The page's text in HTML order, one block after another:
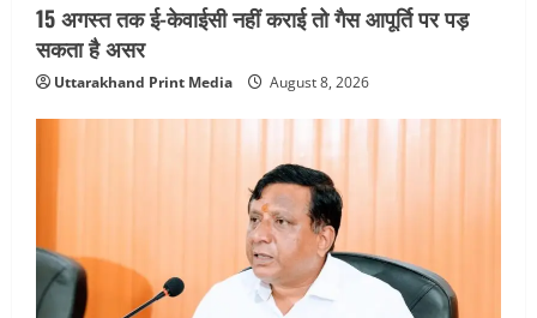
15 अगस्त तक ई-केवाईसी नहीं कराई तो गैस आपूर्ति पर पड़
सकता है असर
Uttarakhand Print Media August 8, 2026